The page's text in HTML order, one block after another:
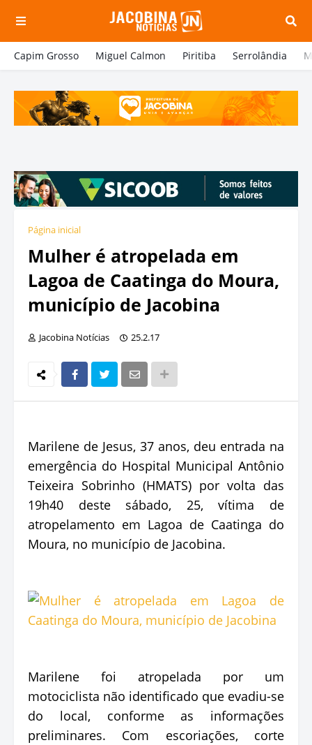
Capim Grosso Miguel Calmon Piritiba Serrolândia
Página inicial
Mulher é atropelada em
Lagoa de Caatinga do Moura,
município de Jacobina
Jacobina Notícias 25.2.17
Marilene de Jesus, 37 anos, deu entrada na
emergência do Hospital Municipal Antônio
Teixeira Sobrinho (HMATS) por volta das
19h40 deste sábado, 25, vítima de
atropelamento em Lagoa de Caatinga do
Moura, no município de Jacobina.
Marilene foi atropelada por um
motociclista não identificado que evadiu-se
do local, conforme as informações
preliminares. Com escoriações, corte